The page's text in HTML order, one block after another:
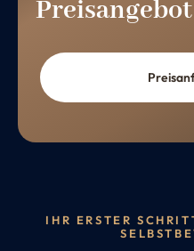
IHR ERSTER